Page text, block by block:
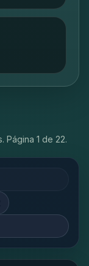
Página 1 de 22.